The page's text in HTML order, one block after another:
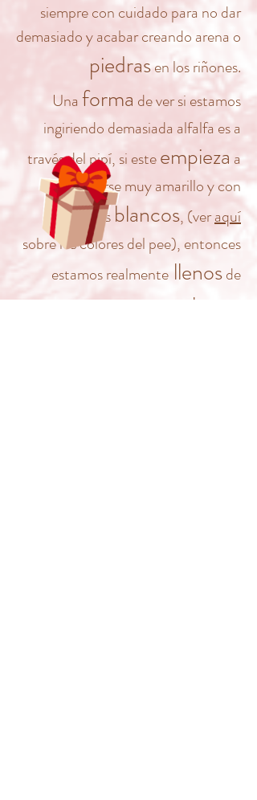
siempre con cuidado para no dar
demasiado y acabar creando arena o
piedrasen los riñones.
Una forma de ver si estamos
ingiriendo demasiada alfalfa es a
través del pipí, si esteempieza a
ponerse muy amarillo y con
depósitosblancos, (veraquí
sobre los colores del pee), entonces
estamos realmente llenosde
rehacer